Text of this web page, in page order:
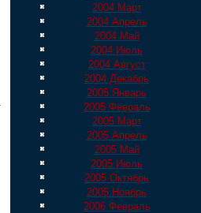
2004 Март
2004 Апрель
2004 Май
2004 Июль
2004 Август
2004 Декабрь
2005 Январь
2005 Февраль
2005 Март
2005 Апрель
2005 Май
2005 Июль
2005 Октябрь
2005 Ноябрь
2006 Февраль